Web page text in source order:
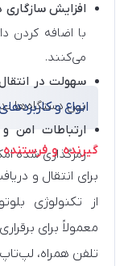
افزایش سازگاری
با اضافه کردن
می‌کنند.
سهولت در
بین دستگاه‌ها
ارتباطات امن و
رمزگذاری شده
انواع و
گیرنده و
برای انتقال و
از تکنولوژی
معمولاً برای
تلفن همراه،